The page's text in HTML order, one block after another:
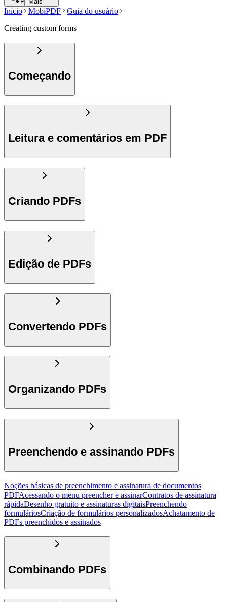
Início MobiPDF
Guia do usuário
Creating custom forms
Começando
Leitura e comentários em PDF
Criando PDFs
Edição de PDFs
Convertendo PDFs
Organizando PDFs
Preenchendo e assinando PDFs
Noções básicas de preenchimento e assinatura de documentos
PDFAcessando o menu preencher e assinarContratos de assinatura
rápidaDesenho gratuito e assinaturas digitaisPreenchendo
formuláriosCriação de formulários personalizadosAchatamento de
PDFs preenchidos e assinados
Combinando PDFs